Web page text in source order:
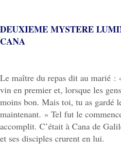
DEUXIEME MYSTERE
CANA
Le maître du repas dit au marié :
vin en premier et, lorsque les
moins bon. Mais toi, tu as gardé
maintenant. » Tel fut le
accomplit. C’était à Cana de
et ses disciples crurent en lui.